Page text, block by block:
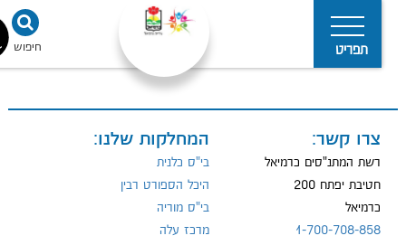
תפריט חיפוש
צרו קשר:
רשת המתנ"סים כרמיאל
חטיבת יפתח 200
כרמיאל
1-700-708-858
המחלקות שלנו:
בי"ס כלנית
היכל הספורט רבין
בי"ס מוריה
מרכז עלה